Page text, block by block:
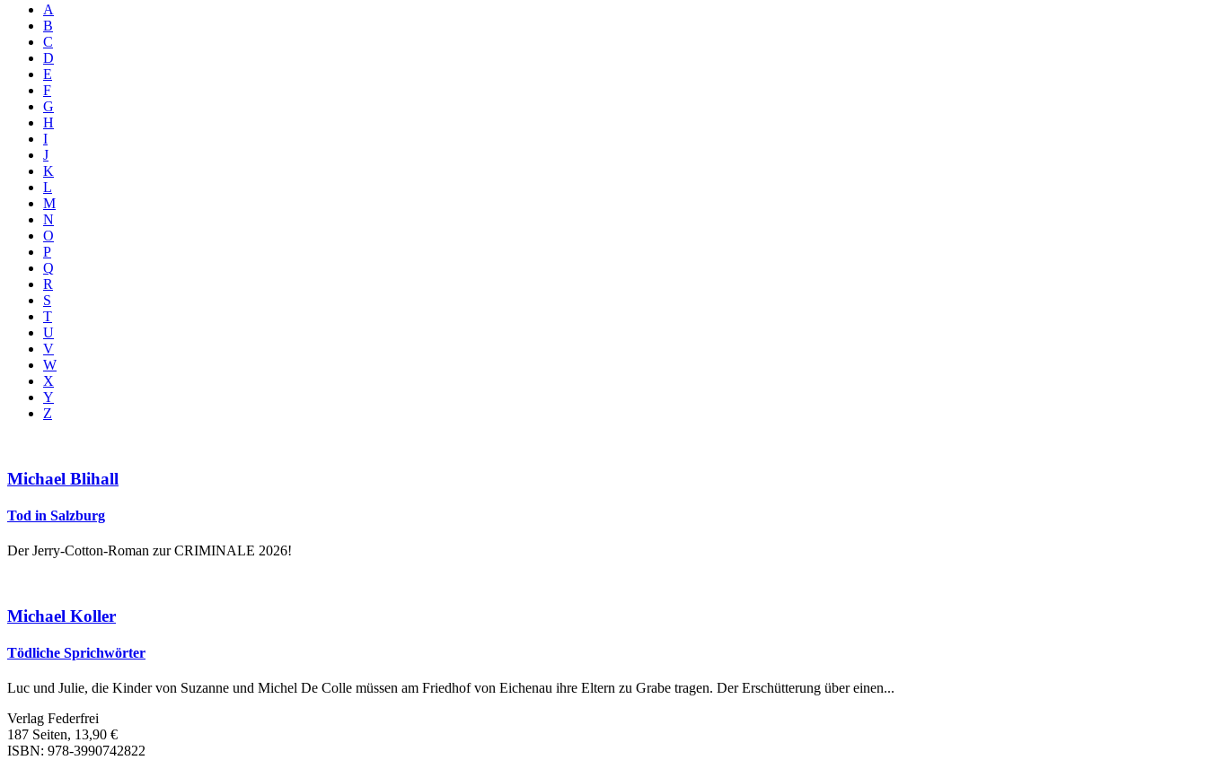
A
B
C
D
E
F
G
H
I
J
K
L
M
N
O
P
Q
R
S
T
U
V
W
X
Y
Z
Michael Blihall
Tod in Salzburg
Der Jerry-Cotton-Roman zur CRIMINALE 2026!
Michael Koller
Tödliche Sprichwörter
Luc und Julie, die Kinder von Suzanne und Michel De Colle müssen am Friedhof von Eichenau ihre Eltern zu Grabe tragen. Der Erschütterung über einen...
Verlag Federfrei
187 Seiten, 13,90 €
ISBN: 978-3990742822